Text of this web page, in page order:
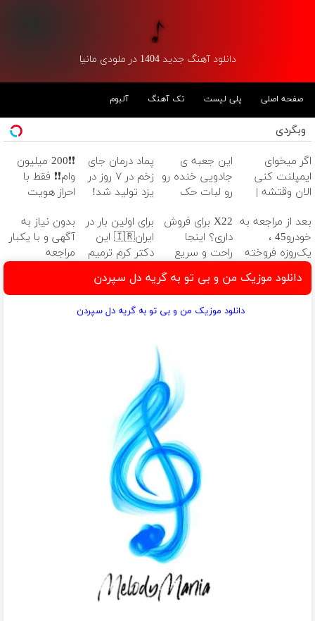
دانلود آهنگ جدید 1404 در ملودی مانیا
صفحه اصلی پلی لیست تک آهنگ آلبوم
وبگردی
اگر میخوای
ایمپلنت کنی
الان وقتشه |
میلیون تومان!!!
این جعبه ی
جادویی خنده رو
رو لبات حک
خرید40%تخفیف
پماد درمان جای
زخم در ۷ روز در
یزد تولید شد!
❗❗200 میلیون
وام❗❗ فقط با
احراز هویت
بعد از مراجعه به
خودرو45 ،
یک‌روزه فروخته
شد
X22 برای فروش
داری؟ اینجا
راحت و سریع
برای اولین بار در
ایران🇮🇷 این
دکتر کرم ترمیم
ساخت!
بدون نیاز به
آگهی و با یکبار
مراجعه
دانلود موزیک من و بی تو به گریه دل سپردن
دانلود موزیک من و بی تو به گریه دل سپردن